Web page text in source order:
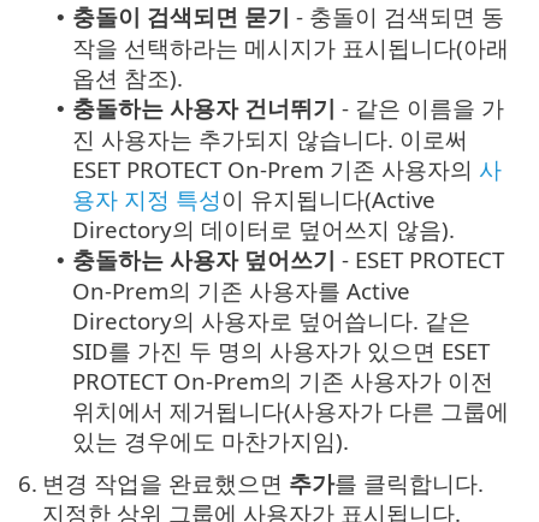
• 충돌이 검색되면 묻기 - 충돌이 검색되면 동
작을 선택하라는 메시지가 표시됩니다(아래
옵션 참조).
• 충돌하는 사용자 건너뛰기 - 같은 이름을 가
진 사용자는 추가되지 않습니다. 이로써
ESET PROTECT On-Prem 기존 사용자의 사
용자 지정 특성이 유지됩니다(Active
Directory의 데이터로 덮어쓰지 않음).
• 충돌하는 사용자 덮어쓰기 - ESET PROTECT
On-Prem의 기존 사용자를 Active
Directory의 사용자로 덮어씁니다. 같은
SID를 가진 두 명의 사용자가 있으면 ESET
PROTECT On-Prem의 기존 사용자가 이전
위치에서 제거됩니다(사용자가 다른 그룹에
있는 경우에도 마찬가지임).
6. 변경 작업을 완료했으면 추가를 클릭합니다.
지정한 상위 그룹에 사용자가 표시됩니다.